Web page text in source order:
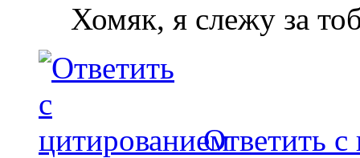
Хомяк, я слежу за
Ответить с